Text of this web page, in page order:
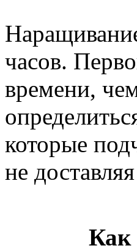
часов.
времени,
которые
не
Как